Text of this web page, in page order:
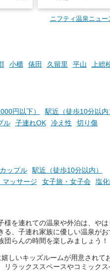
に楽し
おふろ
GIFT500円分をプレ
ニフティ温泉ニュー
小櫃 俵田 久留里 平山
上総
円以下）
駅近（徒歩10分以内
ル 子連れOK 冷え性
切り傷
カップル
駅近（徒歩10分以内）
マッサージ 女子旅・女子会
塩
を連れての温泉や外泊は、や
る、子連れ家族に優しい温泉が
らんの時間を楽しみましょう！
嬉しいキッズルームが用意されて
ラックススペースやコミック